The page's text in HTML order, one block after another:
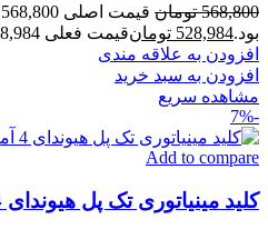
568,800 تومان
بود.528,984 تومانقیمت فعلی 528,984 تومان است.
افزودن به علاقه مندی
افزودن به سبد خرید
مشاهده سریع
-7%
Add to compare
کلید مینیاتوری تک پل هیوندای 4 آمپر تیپ B